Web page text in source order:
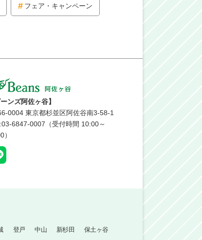
フェア・キャンペーン
ーンズ阿佐ヶ谷】
0004 東京都杉並区阿佐谷南3-58-1
6847-0007（受付時間 10:00～
）
登戸 中山 新杉田 保土ヶ谷